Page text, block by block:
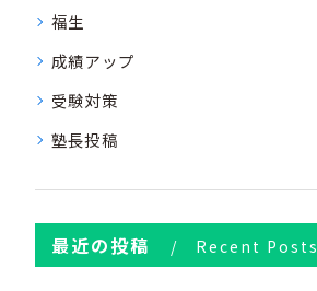
福生
成績アップ
受験対策
塾長投稿
最近の投稿 Recent Posts